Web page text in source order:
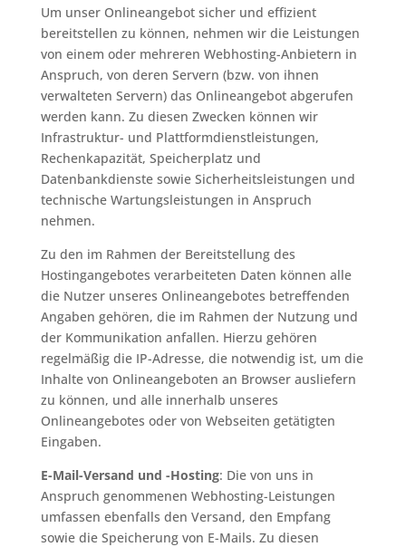
Um unser Onlineangebot sicher und effizient
bereitstellen zu können, nehmen wir die Leistungen
von einem oder mehreren Webhosting-Anbietern in
Anspruch, von deren Servern (bzw. von ihnen
verwalteten Servern) das Onlineangebot abgerufen
werden kann. Zu diesen Zwecken können wir
Infrastruktur- und Plattformdienstleistungen,
Rechenkapazität, Speicherplatz und
Datenbankdienste sowie Sicherheitsleistungen und
technische Wartungsleistungen in Anspruch
nehmen.
Zu den im Rahmen der Bereitstellung des
Hostingangebotes verarbeiteten Daten können alle
die Nutzer unseres Onlineangebotes betreffenden
Angaben gehören, die im Rahmen der Nutzung und
der Kommunikation anfallen. Hierzu gehören
regelmäßig die IP-Adresse, die notwendig ist, um die
Inhalte von Onlineangeboten an Browser ausliefern
zu können, und alle innerhalb unseres
Onlineangebotes oder von Webseiten getätigten
Eingaben.
E-Mail-Versand und -Hosting: Die von uns in
Anspruch genommenen Webhosting-Leistungen
umfassen ebenfalls den Versand, den Empfang
sowie die Speicherung von E-Mails. Zu diesen